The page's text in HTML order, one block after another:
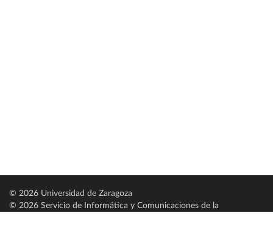
© 2026 Universidad de Zaragoza
© 2026 Servicio de Informática y Comunicaciones de la